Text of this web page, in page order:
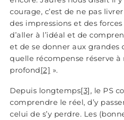
courage, c’est de ne pas
des impressions et des forces
d’aller à l’idéal et de
et de se donner aux grandes
quelle récompense réserve à
profond[2] ».
Depuis longtemps[3] , le PS
comprendre le réel, d’y
celui de s’y perdre. Les